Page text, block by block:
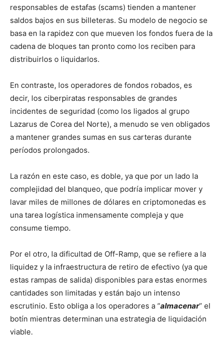
responsables de estafas (scams) tienden a mantener
saldos bajos en sus billeteras. Su modelo de negocio se
basa en la rapidez con que mueven los fondos fuera de la
cadena de bloques tan pronto como los reciben para
distribuirlos o liquidarlos.
En contraste, los operadores de fondos robados, es
decir, los ciberpiratas responsables de grandes
incidentes de seguridad (como los ligados al grupo
Lazarus de Corea del Norte), a menudo se ven obligados
a mantener grandes sumas en sus carteras durante
períodos prolongados.
La razón en este caso, es doble, ya que por un lado la
complejidad del blanqueo, que podría implicar mover y
lavar miles de millones de dólares en criptomonedas es
una tarea logística inmensamente compleja y que
consume tiempo.
Por el otro, la dificultad de Off-Ramp, que se refiere a la
liquidez y la infraestructura de retiro de efectivo (ya que
estas rampas de salida) disponibles para estas enormes
cantidades son limitadas y están bajo un intenso
escrutinio. Esto obliga a los operadores a “almacenar” el
botín mientras determinan una estrategia de liquidación
viable.